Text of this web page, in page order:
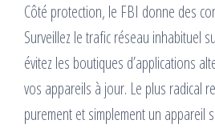
Côté protection, le FBI donne des
Surveillez le trafic réseau inhabituel
évitez les boutiques d’applications
vos appareils à jour. Le plus radical
purement et simplement un appareil